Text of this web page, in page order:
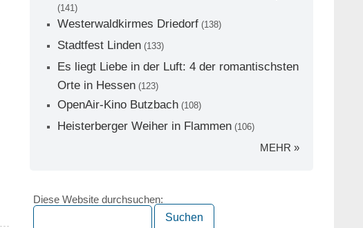
(141)
Westerwaldkirmes Driedorf (138)
Stadtfest Linden (133)
Es liegt Liebe in der Luft: 4 der romantischsten
Orte in Hessen (123)
OpenAir-Kino Butzbach (108)
Heisterberger Weiher in Flammen (106)
MEHR »
Diese Website durchsuchen: